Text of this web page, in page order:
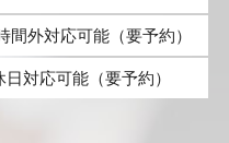
外対応可能（要予約）
対応可能（要予約）